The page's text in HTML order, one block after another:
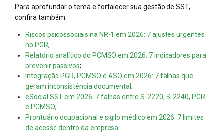
Para aprofundar o tema e fortalecer sua gestão de SST,
confira também:
Riscos psicossociais na NR-1 em 2026: 7 ajustes urgentes
no PGR;
Relatório analítico do PCMSO em 2026: 7 indicadores para
prevenir passivos;
Integração PGR, PCMSO e ASO em 2026: 7 falhas que
geram inconsistência documental;
eSocial SST em 2026: 7 falhas entre S-2220, S-2240, PGR
e PCMSO;
Prontuário ocupacional e sigilo médico em 2026: 7 limites
de acesso dentro da empresa.